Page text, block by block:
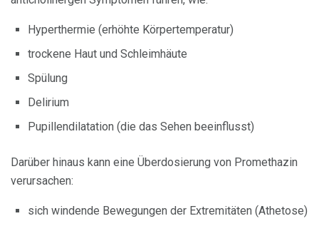
Hyperthermie (erhöhte Körpertemperatur)
trockene Haut und Schleimhäute
Spülung
Delirium
Pupillendilatation (die das Sehen beeinflusst)
Darüber hinaus kann eine Überdosierung von Promethazin
verursachen:
sich windende Bewegungen der Extremitäten (Athetose)